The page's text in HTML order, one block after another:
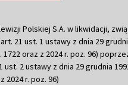
Polskiej S.A. w likwidacji,
21 ust. 1 ustawy z dnia 29
oraz z 2024 r. poz. 96)
2 ustawy z dnia 29 grudnia
2024 r. poz. 96)